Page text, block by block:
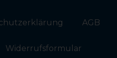
AGB
Widerrufs­formular